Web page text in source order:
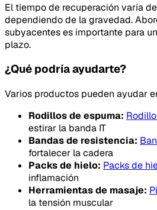
El tiempo de recuperación varía
dependiendo de la gravedad.
subyacentes es importante para
plazo.
¿Qué podría ayudarte?
Varios productos pueden ayudar
Rodillos de espuma:
estirar la banda IT
Bandas de resistencia:
fortalecer la cadera
Packs de hielo: Packs de
inflamación
Herramientas de masaje:
la tensión muscular